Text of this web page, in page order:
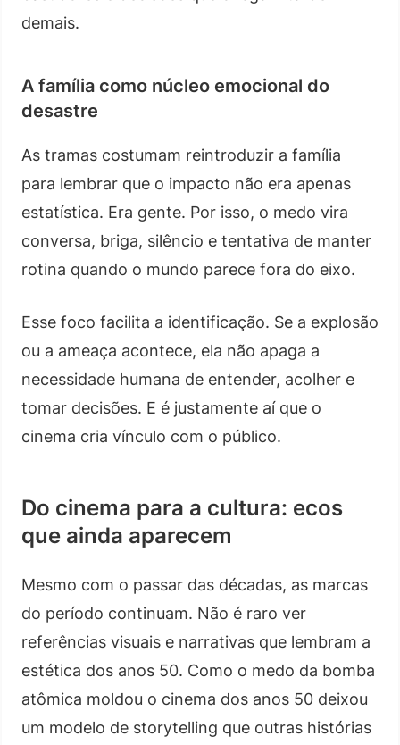
demais.
A família como núcleo emocional do
desastre
As tramas costumam reintroduzir a família
para lembrar que o impacto não era apenas
estatística. Era gente. Por isso, o medo vira
conversa, briga, silêncio e tentativa de manter
rotina quando o mundo parece fora do eixo.
Esse foco facilita a identificação. Se a explosão
ou a ameaça acontece, ela não apaga a
necessidade humana de entender, acolher e
tomar decisões. E é justamente aí que o
cinema cria vínculo com o público.
Do cinema para a cultura: ecos
que ainda aparecem
Mesmo com o passar das décadas, as marcas
do período continuam. Não é raro ver
referências visuais e narrativas que lembram a
estética dos anos 50. Como o medo da bomba
atômica moldou o cinema dos anos 50 deixou
um modelo de storytelling que outras histórias